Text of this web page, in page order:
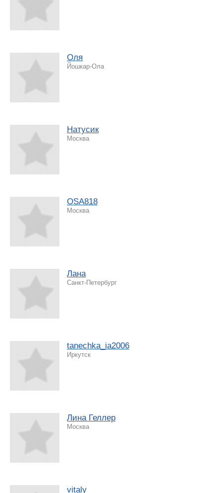
Оля
Йошкар-Ола
Натусик
Москва
OSA818
Москва
Лана
Санкт-Петербург
tanechka_ia2006
Иркутск
Лина Геллер
Москва
vitaly